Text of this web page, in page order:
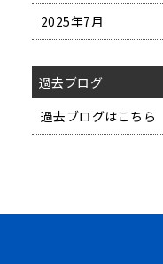
2025年7月
過去ブログ
過去ブログはこちら